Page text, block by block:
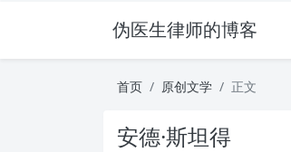
伪医生律师的博客
首页 原创文学 正文
安德·斯坦得